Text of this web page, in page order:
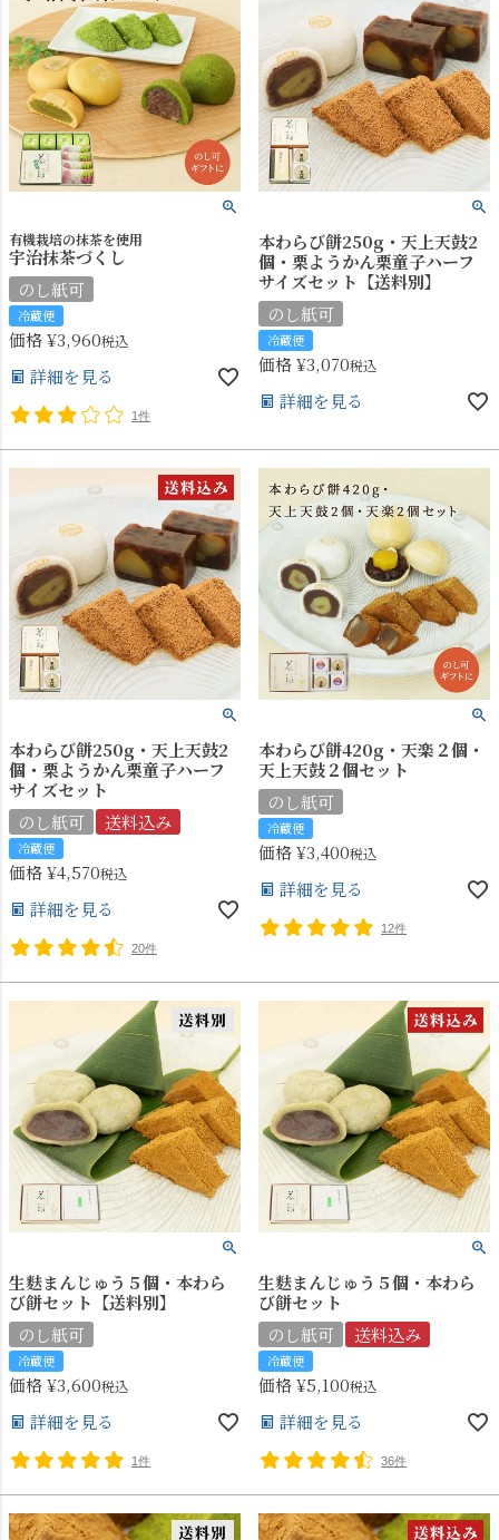
有機栽培の抹茶を使用
宇治抹茶づくし
のし紙可
冷蔵便
価格¥3,960税込
詳細を見る
1件
本わらび餅250g・天上天鼓2
個・栗ようかん栗童子ハーフ
サイズセット【送料別】
のし紙可
冷蔵便
価格¥3,070税込
詳細を見る
本わらび餅250g・天上天鼓2
個・栗ようかん栗童子ハーフ
サイズセット
のし紙可
送料込み
冷蔵便
価格¥4,570税込
詳細を見る
20件
本わらび餅420g・天楽２個・
天上天鼓２個セット
のし紙可
冷蔵便
価格¥3,400税込
詳細を見る
12件
生麩まんじゅう５個・本わら
び餅セット【送料別】
のし紙可
冷蔵便
価格¥3,600税込
詳細を見る
1件
生麩まんじゅう５個・本わら
び餅セット
のし紙可
送料込み
冷蔵便
価格¥5,100税込
詳細を見る
36件